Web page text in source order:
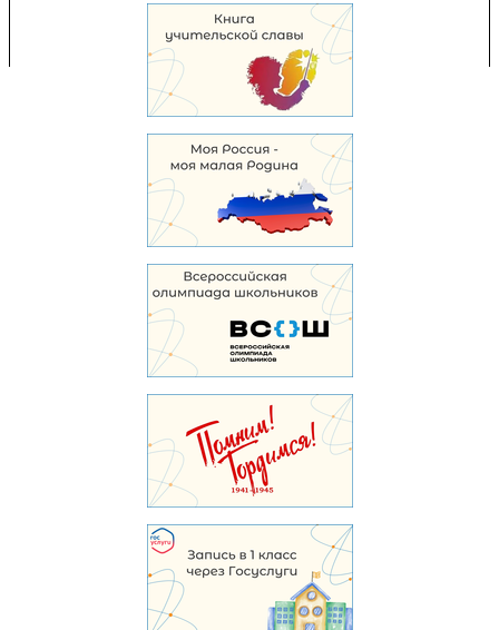
Перепечатка и использование материалов возможны только с разрешения
Управления образования.
103,952,767 уникальных посетителей